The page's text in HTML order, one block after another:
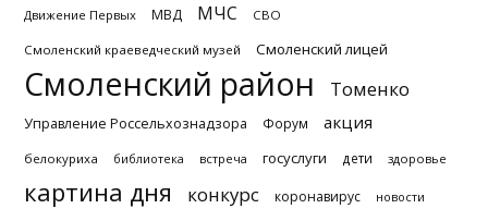
Движение Первых МВД МЧС СВО
Смоленский краеведческий музей Смоленский лицей
Смоленский район Томенко
Управление Россельхознадзора Форум акция
белокуриха библиотека встреча госуслуги дети здоровье
картина дня конкурс коронавирус новости